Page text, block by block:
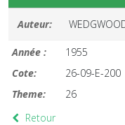
Auteur:
Année :
1955
Cote:
26-09-E-200
Theme:
26
Retour